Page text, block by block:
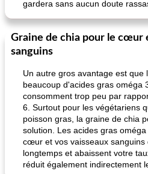
gardera sans aucun doute
Graine de chia pour le cœur
sanguins
Un autre gros avantage est que
beaucoup d'acides gras oméga
consomment trop peu par
6. Surtout pour les végétariens
poisson gras, la graine de chia
solution. Les acides gras
cœur et vos vaisseaux sanguins
longtemps et abaissent votre
réduit également indirectement